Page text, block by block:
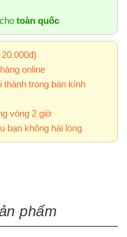
toàn quốc
online
thành trong bán kính
vòng 2 giờ
bạn không hài lòng
phẩm